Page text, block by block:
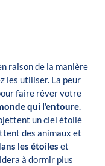
raison de la manière
les utiliser. La peur
faire rêver votre
qui l’entoure.
un ciel étoilé
des animaux et
les étoiles et
à dormir plus